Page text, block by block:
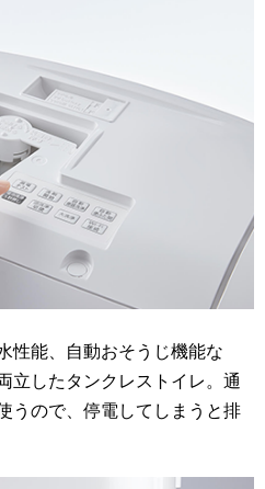
性能、自動おそうじ機能な
立したタンクレストイレ。通
うので、停電してしまうと排